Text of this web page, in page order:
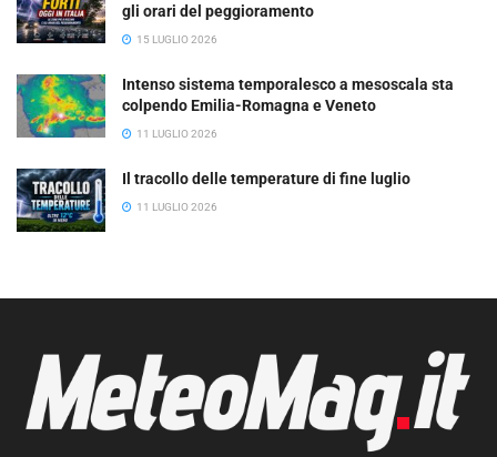
gli orari del peggioramento
15 LUGLIO 2026
Intenso sistema temporalesco a mesoscala sta
colpendo Emilia-Romagna e Veneto
11 LUGLIO 2026
Il tracollo delle temperature di fine luglio
11 LUGLIO 2026